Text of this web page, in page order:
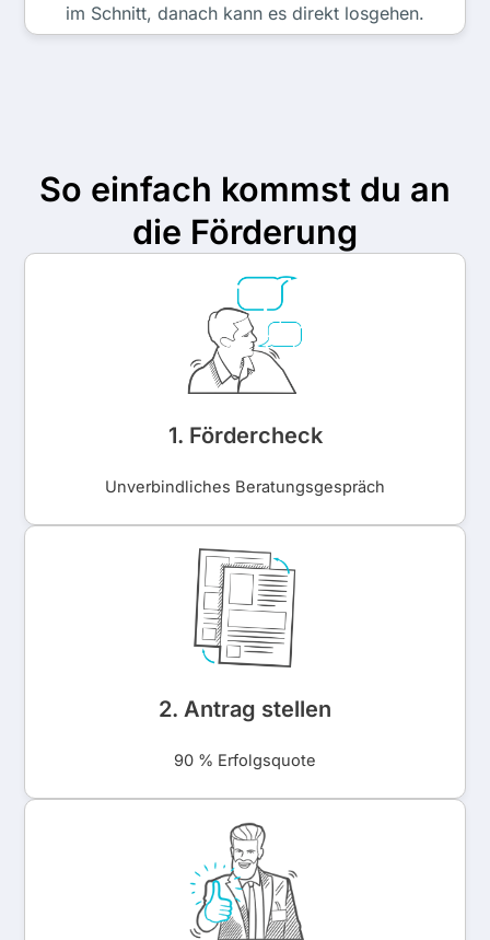
im Schnitt, danach kann es direkt losgehen.
So einfach kommst du an
die Förderung
1. Fördercheck
Unverbindliches Beratungsgespräch
2. Antrag stellen
90 % Erfolgsquote